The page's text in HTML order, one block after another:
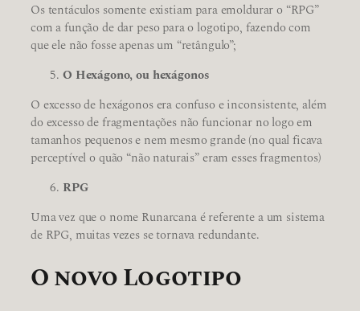
Os tentáculos somente existiam para emoldurar o “RPG”
com a função de dar peso para o logotipo, fazendo com
que ele não fosse apenas um “retângulo”;
O Hexágono, ou hexágonos
O excesso de hexágonos era confuso e inconsistente, além
do excesso de fragmentações não funcionar no logo em
tamanhos pequenos e nem mesmo grande (no qual ficava
perceptível o quão “não naturais” eram esses fragmentos)
RPG
Uma vez que o nome Runarcana é referente a um sistema
de RPG, muitas vezes se tornava redundante.
O novo Logotipo